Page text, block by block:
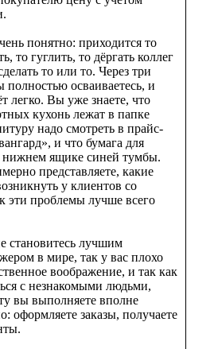
понятно: приходится то
то гуглить, то дёргать коллег
то или то. Через три
полностью осваиваетесь, и
легко. Вы уже знаете, что
кухонь лежат в папке
надо смотреть в прайс-
и что бумага для
нижнем ящике синей тумбы.
представляете, какие
у клиентов со
эти проблемы лучше всего
становитесь лучшим
в мире, так у вас плохо
воображение, и так как
с незнакомыми людьми,
вы выполняете вполне
оформляете заказы, получаете